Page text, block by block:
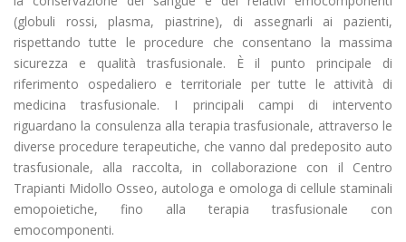
(globuli rossi, plasma, piastrine), di assegnarli ai pazienti,
rispettando tutte le procedure che consentano la massima
sicurezza e qualità trasfusionale. È il punto principale di
riferimento ospedaliero e territoriale per tutte le attività di
medicina trasfusionale. I principali campi di intervento
riguardano la consulenza alla terapia trasfusionale, attraverso le
diverse procedure terapeutiche, che vanno dal predeposito auto
trasfusionale, alla raccolta, in collaborazione con il Centro
Trapianti Midollo Osseo, autologa e omologa di cellule staminali
emopoietiche, fino alla terapia trasfusionale con
emocomponenti.